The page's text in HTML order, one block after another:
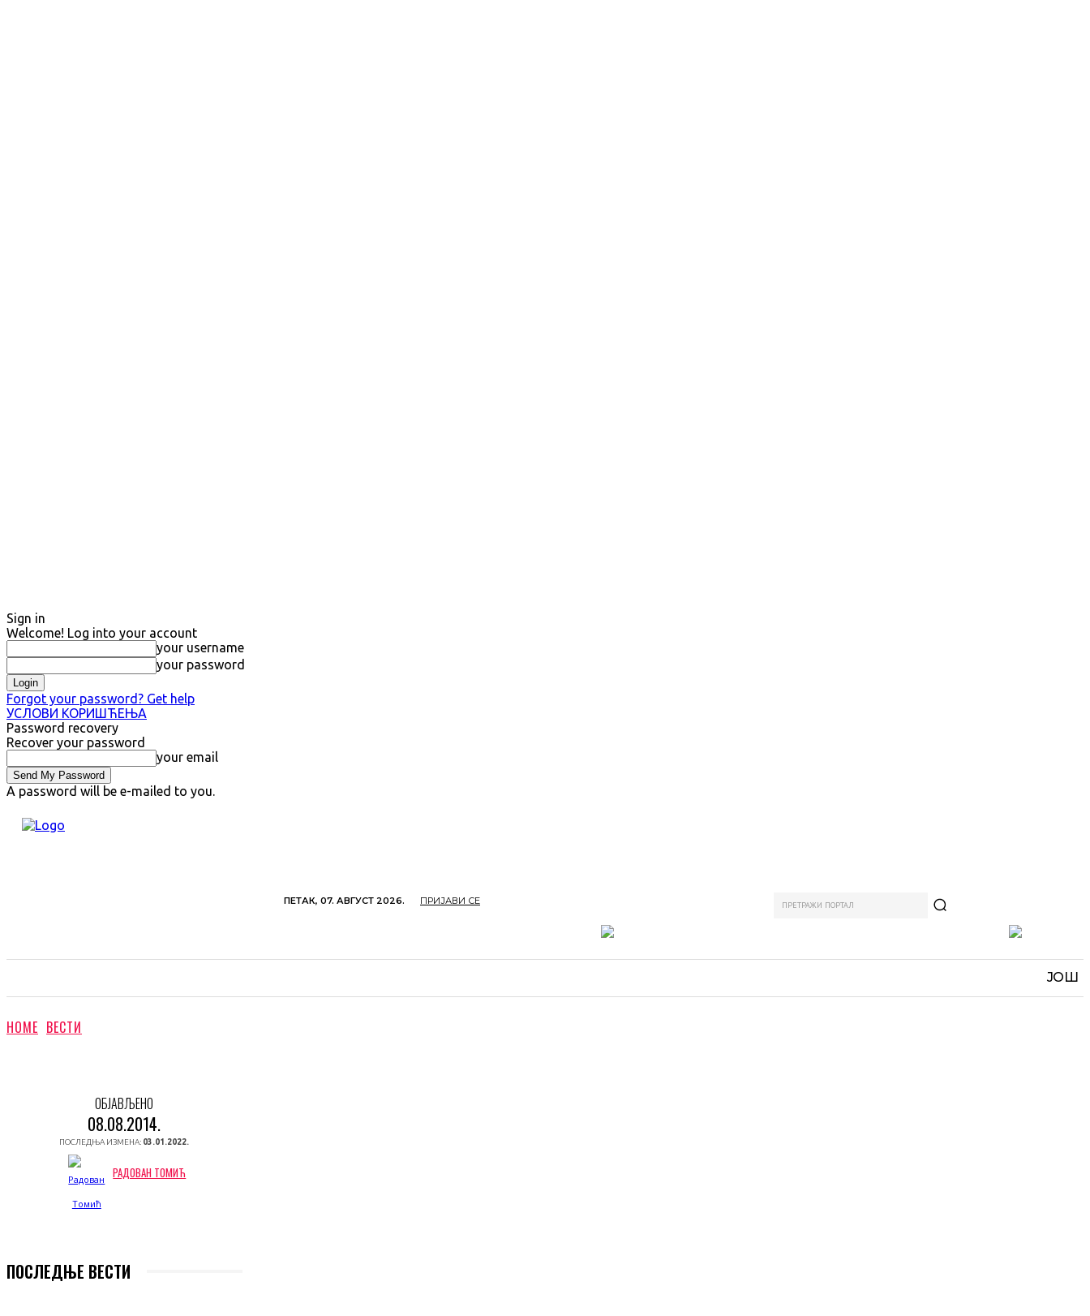
Sign in
Welcome! Log into your account
your username
your password
Forgot your password? Get help
УСЛОВИ КОРИШЋЕЊА
Password recovery
Recover your password
your email
A password will be e-mailed to you.
ПЕТАК, 07. АВГУСТ 2026. ПРИЈАВИ СЕ ПРЕТРАЖИ ПОРТАЛ
ЈОШ
HOME ВЕСТИ
ОБЈАВЉЕНО
08.08.2014.
ПОСЛЕДЊА ИЗМЕНА: 03.01.2022.
РАДОВАН ТОМИЋ
ПОСЛЕДЊЕ ВЕСТИ